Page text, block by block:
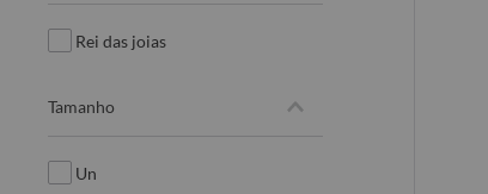
rei das joias
tamanho
un